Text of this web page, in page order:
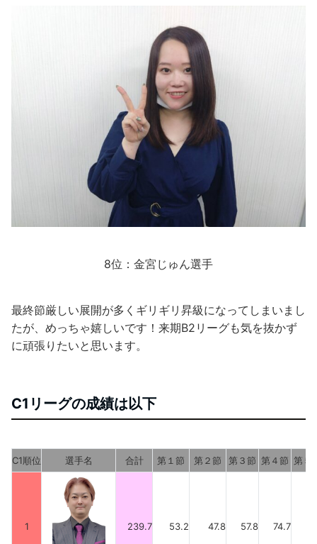
8位：金宮じゅん選手
最終節厳しい展開が多くギリギリ昇級になってしまいまし
たが、めっちゃ嬉しいです！来期B2リーグも気を抜かず
に頑張りたいと思います。
C1リーグの成績は以下
C1順位 選手名 合計 第１節 第２節 第３節 第４節 第５
1 239.7 53.2 47.8 57.8 74.7